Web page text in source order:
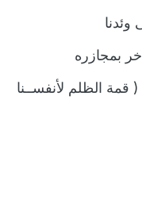
بمجازره
قمة الظلم لأنفســنا